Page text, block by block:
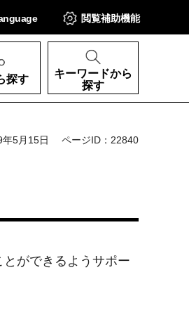
閲覧補助機能
探す
キーワードから
探す
5月15日 ページID：22840
ができるようサポー